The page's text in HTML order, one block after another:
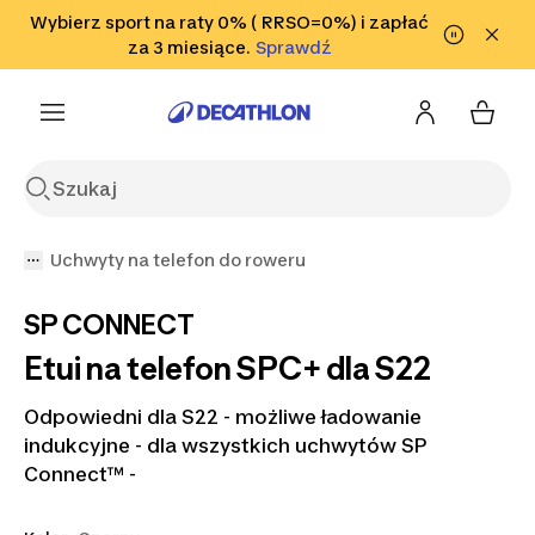
Przejdź do wyszukiwania Przejdź do treści
Przejdź
Wybierz sport na raty 0% ( RRSO=0%) i zapłać
za 3 miesiące. SprawdźSprawdź
Sprawdź
Uchwyty na telefon do roweru
SP CONNECT
Etui na telefon SPC+ dla S22
Odpowiedni dla S22 - możliwe ładowanie
indukcyjne - dla wszystkich uchwytów SP
Connect™ -